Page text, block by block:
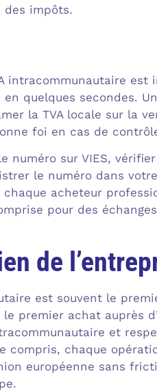
des impôts.
intracommunautaire est
quelques secondes.
la TVA locale sur la
foi en cas de
numéro sur VIES,
le numéro dans
acheteur
pour des échanges
de
est souvent le
premier achat auprès
et
compris, chaque
européenne sans